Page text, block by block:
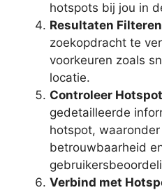
hotspots bij jou in
Resultaten Filteren
zoekopdracht te
voorkeuren zoals
locatie.
Controleer
gedetailleerde
hotspot,
betrouwbaarheid
Verbind met